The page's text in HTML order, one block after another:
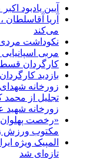
آیین یادبود
آریا
می‌کند
نکوداشت مردی
مربی
کارگردان
بازدید
زورخانه
تجلیل از محمد
زورخانه شهید
«رخصت
مکتوب ورزش
المپیک ویژه
تازه‌ای شد